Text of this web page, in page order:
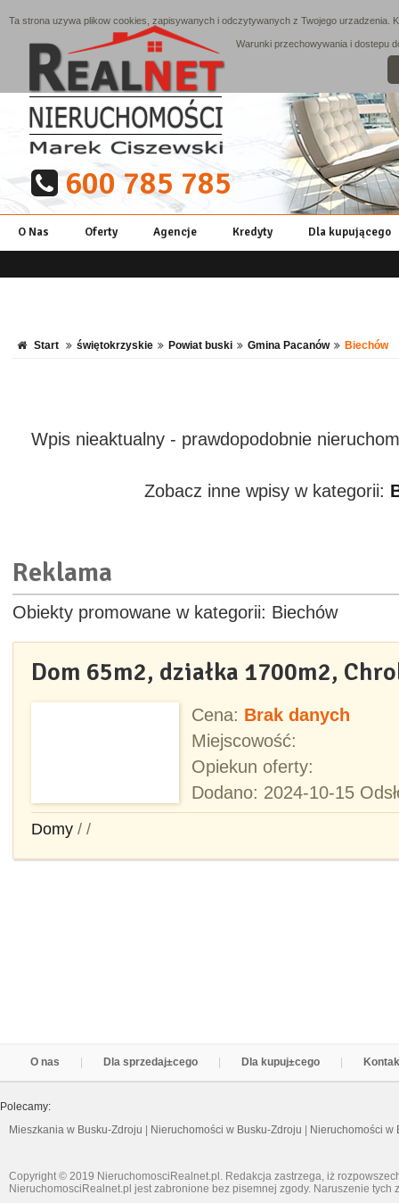
600 785 785
O Nas Oferty Agencje Kredyty Dla kupującego
Start świętokrzyskie Powiat buski Gmina Pacanów Biechów
Wpis nieaktualny - prawdopodobnie
Zobacz inne wpisy w kategorii:
Reklama
Obiekty promowane w kategorii: Biechów
Dom 65m2, działka 1700m2,
Cena: Brak danych
Miejscowość:
Opiekun oferty:
Dodano: 2024-10-15
Domy / /
O nas Dla sprzedaj±cego Dla kupuj±cego
Polecamy:
Mieszkania w Busku-Zdroju | Nieruchomości w Busku-Zdroju | Nieruchomości w
Copyright © 2019 NieruchomosciRealnet.pl. Redakcja zastrzega, iż
NieruchomosciRealnet.pl jest zabronione bez pisemnej zgody. Naruszenie
Ta strona uzywa plikow cookies, zapisywanych i odczytywanych z Twojego
Warunki przechowywania i dostepu